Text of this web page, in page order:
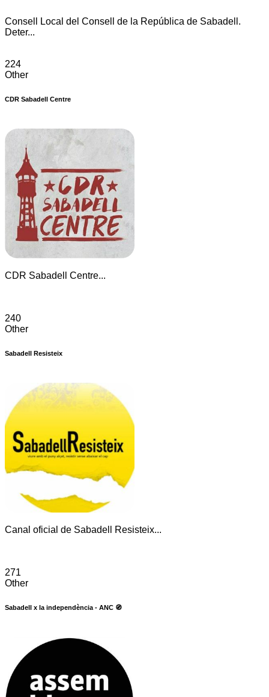
Consell Local del Consell de la República de Sabadell.
Deter...
224
Other
CDR Sabadell Centre
CDR Sabadell Centre...
240
Other
Sabadell Resisteix
Canal oficial de Sabadell Resisteix...
271
Other
Sabadell x la independència - ANC 🧭